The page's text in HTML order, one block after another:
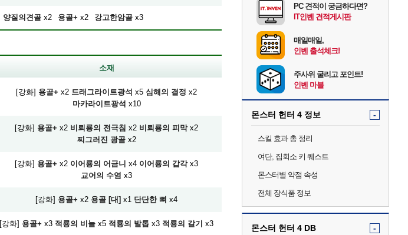
양질의견골 x2 용골+ x2 강고한암골 x3
소재
[강화] 용골+ x2 드래그라이트광석 x5 심해의 결정 x2
마카라이트광석 x10
[강화] 용골+ x2 비뢰룡의 전극침 x2 비뢰룡의 피막x2
찌그러진 광골x2
[강화] 용골+ x2 이어룡의 어금니 x4 이어룡의 갑각x3
교어의 수염 x3
[강화] 용골+ x2 용골 [대] x1 단단한 뼈 x4
[강화] 용골+ x3 적룡의 비늘 x5 적룡의 발톱 x3 적룡의 갈기 x3
PC 견적이 궁금하다면?
IT인벤 견적게시판
매일매일,
인벤 출석체크!
주사위 굴리고 포인트!
인벤 마블
몬스터 헌터 4 정보 -
스킬 효과 총 정리
여단, 집회소 키 퀘스트
몬스터별 약점 속성
전체 장식품 정보
몬스터 헌터 4 DB -